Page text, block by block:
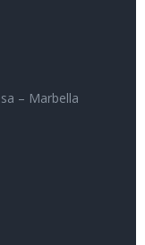
– Marbella